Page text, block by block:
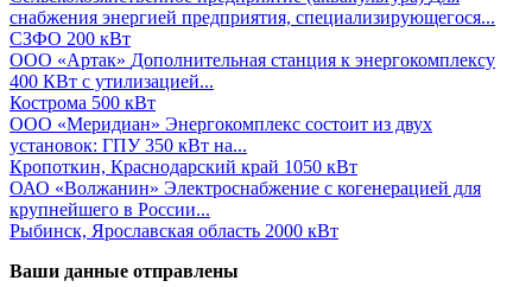
снабжения энергией предприятия, специализирующегося...
СЗФО 200 кВт
ООО «Артак» Дополнительная станция к энергокомплексу
400 КВт с утилизацией...
Кострома 500 кВт
ООО «Меридиан» Энергокомплекс состоит из двух
установок: ГПУ 350 кВт на...
Кропоткин, Краснодарский край 1050 кВт
ОАО «Волжанин» Электроснабжение с когенерацией для
крупнейшего в России...
Рыбинск, Ярославская область 2000 кВт
Ваши данные отправлены